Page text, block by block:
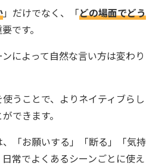
」だけでなく、「どの場面でどう
です。
によって自然な言い方は変わり
うことで、よりネイティブらし
できます。
「お願いする」「断る」「気持
常でよくあるシーンごとに使え